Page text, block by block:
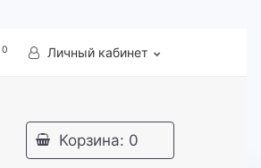
0 Личный кабинет
Корзина: 0